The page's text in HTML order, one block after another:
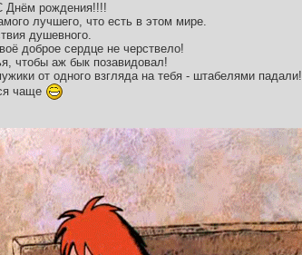
Днём рождения!!!!
лучшего, что есть в этом мире.
душевного.
доброе сердце не черствело!
чтобы аж бык позавидовал!
от одного взгляда на тебя - штабелями падали!
чаще